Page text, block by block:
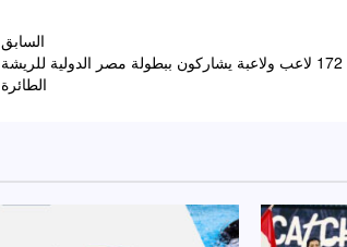
السابق
172 لاعب ولاعبة يشاركون ببطولة مصر الدولية للريشة
الطائرة